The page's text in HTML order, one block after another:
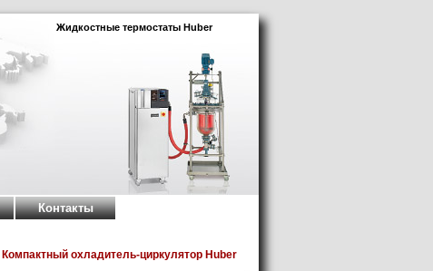
Жидкостные термостаты Huber
Контакты
Компактный охладитель-циркулятор Huber